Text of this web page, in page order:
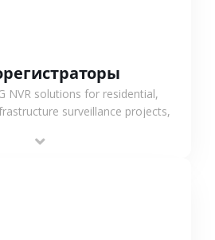
NVR solutions for residential,
surveillance projects,